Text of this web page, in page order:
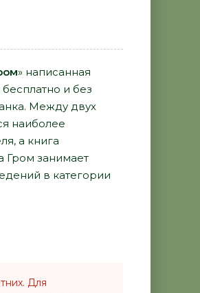
» написанная
и без
Между двух
наиболее
а книга
Гром занимает
в категории
Для